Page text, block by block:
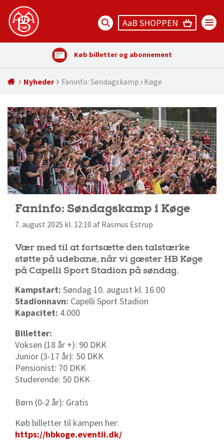
AaB SHOPPEN
Køb billetter og abonnement
Nyheder Faninfo: Søndagskamp i Køge
Faninfo: Søndagskamp i Køge
7. august 2025 kl. 12:10 af Rasmus Estrup
Vær med til at fortsætte den talstærke
støtte på udebane, når vi gæster HB Køge
på Capelli Sport Stadion på søndag.
Kampstart: Søndag 10. august kl. 16.00
Stadionnavn: Capelli Sport Stadion
Kapacitet: 4.000
Billetter:
Voksen (18 år +): 90 DKK
Junior (3-17 år): 50 DKK
Pensionist: 70 DKK
Studerende: 50 DKK
Børn (0-2 år): Gratis
Køb billetter til kampen her:
https://hbkoge.eventii.dk/